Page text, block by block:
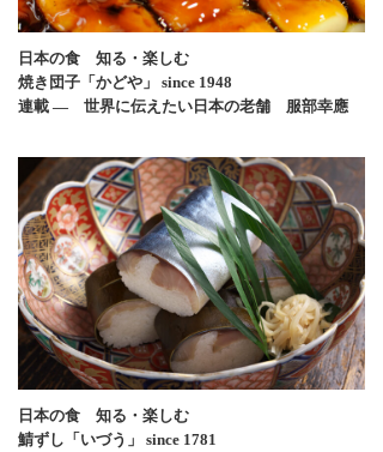
日本の食 知る・楽しむ
焼き団子「かどや」 since 1948
連載 ― 世界に伝えたい日本の老舗 服部幸應
日本の食 知る・楽しむ
鯖ずし「いづう」 since 1781